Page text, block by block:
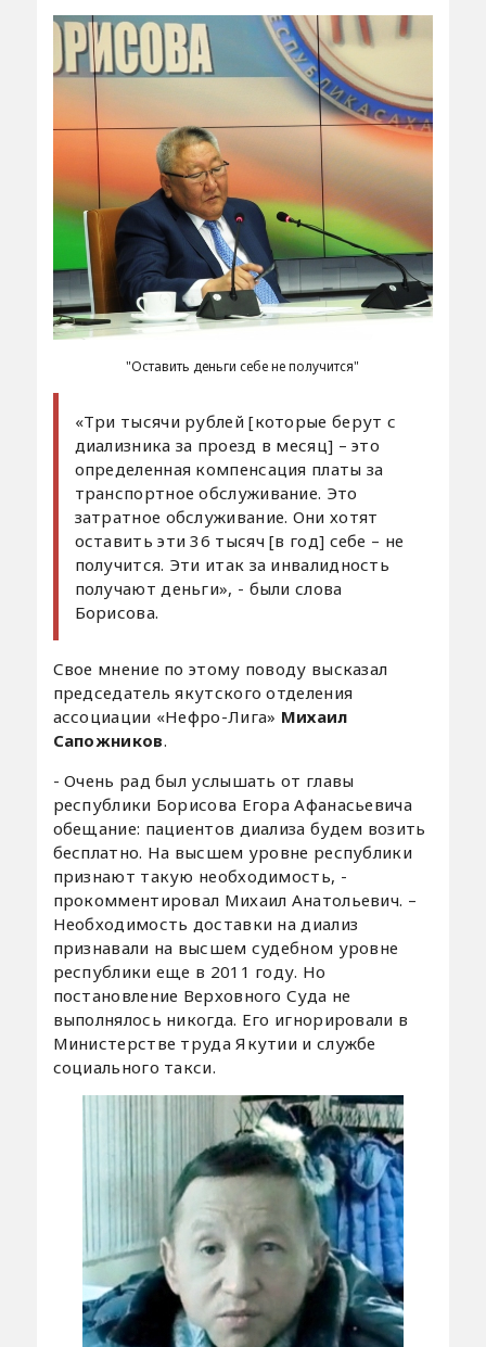
"Оставить деньги себе не получится"
«Три тысячи рублей [которые берут с
диализника за проезд в месяц] – это
определенная компенсация платы за
транспортное обслуживание. Это
затратное обслуживание. Они хотят
оставить эти 36 тысяч [в год] себе – не
получится. Эти итак за инвалидность
получают деньги», - были слова
Борисова.
Свое мнение по этому поводу высказал
председатель якутского отделения
ассоциации «Нефро-Лига» Михаил
Сапожников.
- Очень рад был услышать от главы
республики Борисова Егора Афанасьевича
обещание: пациентов диализа будем возить
бесплатно. На высшем уровне республики
признают такую необходимость, -
прокомментировал Михаил Анатольевич. –
Необходимость доставки на диализ
признавали на высшем судебном уровне
республики еще в 2011 году. Но
постановление Верховного Суда не
выполнялось никогда. Его игнорировали в
Министерстве труда Якутии и службе
социального такси.